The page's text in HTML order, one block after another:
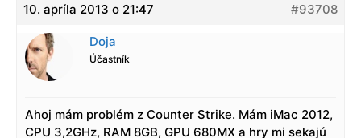
10. apríla 2013 o 21:47 #93708
Doja
Účastník
Ahoj mám problém z Counter Strike. Mám iMac 2012,
CPU 3,2GHz, RAM 8GB, GPU 680MX a hry mi sekajú